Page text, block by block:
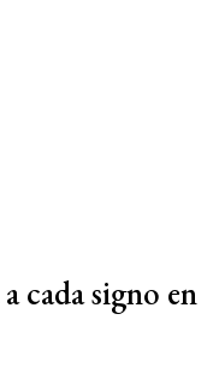
cada signo en